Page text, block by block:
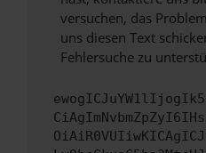
versuchen, das
uns diesen Text
Fehlersuche zu